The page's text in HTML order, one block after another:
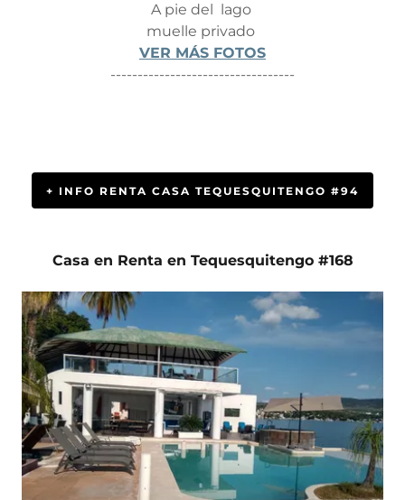
A pie del lago
muelle privado
VER MÁS FOTOS
----------------------------------
+ INFO RENTA CASA TEQUESQUITENGO #94
Casa en Renta en Tequesquitengo #168